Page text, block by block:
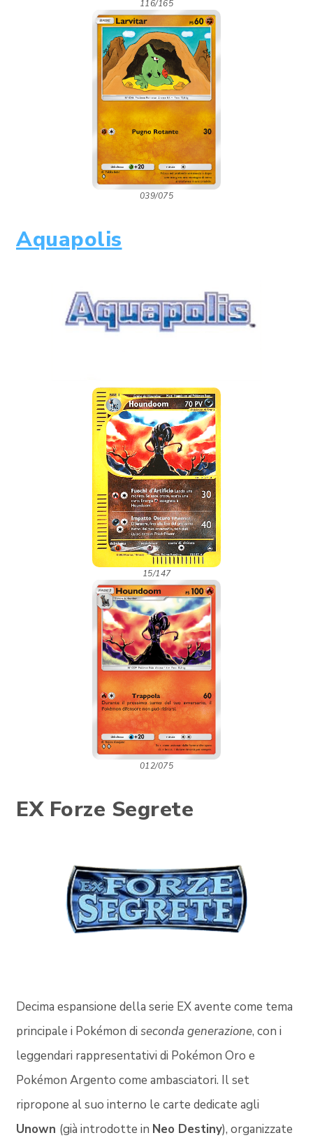
116/165
039/075
Aquapolis
15/147
012/075
EX Forze Segrete
Decima espansione della serie EX avente come tema
principale i Pokémon di seconda generazione, con i
leggendari rappresentativi di Pokémon Oro e
Pokémon Argento come ambasciatori. Il set
ripropone al suo interno le carte dedicate agli
Unown (già introdotte in Neo Destiny), organizzate